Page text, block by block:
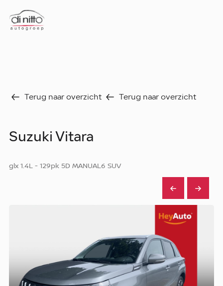
Vergelijk
Diensten
Autoverhuur
Terug naar overzicht Terug naar overzicht
Suzuki Vitara
glx 1.4L - 129pk 5D MANUAL6 SUV